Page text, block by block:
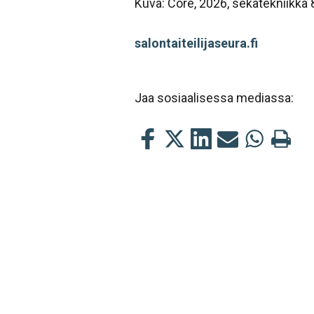
Kuva: Core, 2026, sekatekniikka
salontaiteilijaseura.fi
Jaa sosiaalisessa mediassa:
Jaa
Jaa
Jaa Jaa Jaa Tulosta